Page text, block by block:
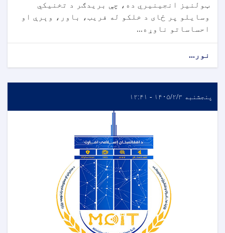
ټولنیز انجینیري ده، چې بریدګر د تخنیکي
وسایلو پر ځای د خلکو له فریب، باور، وېرې او
احساساتو ناوړه...
نور...
پنجشنبه ۱۴۰۵/۲/۳ - ۱۲:۴۱